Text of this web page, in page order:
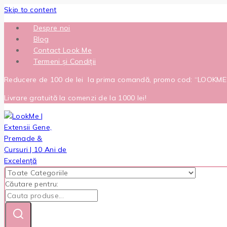
Skip to content
Despre noi
Blog
Contact Look Me
Termeni și Condiții
Reducere de 100 de lei la prima comandă, promo cod:
Livrare gratuită la comenzi de la 1000 lei!
Căutare pentru: